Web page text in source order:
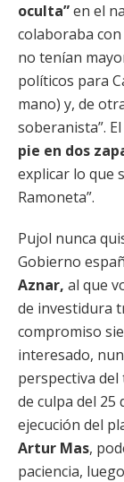
oculta”en el
colaboraba con
no tenían
políticos para
mano) y, de
soberanista”.
pie en dos
explicar lo que
Ramoneta”.
Pujol nunca
Gobierno
Aznar, al que
de investidura
compromiso
interesado,
perspectiva
de culpa del 25
ejecución del
Artur Mas,
paciencia,